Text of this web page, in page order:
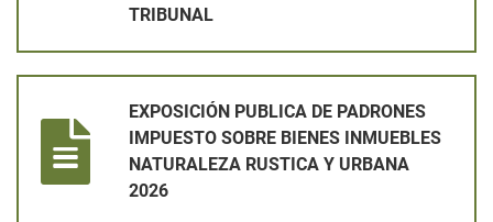
TRIBUNAL
EXPOSICIÓN PUBLICA DE PADRONES
IMPUESTO SOBRE BIENES INMUEBLES
NATURALEZA RUSTICA Y URBANA
2026